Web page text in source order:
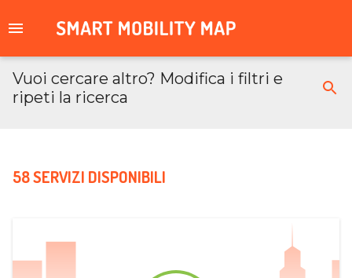
Vuoi cercare altro? Modifica i filtri e
ripeti la ricerca
58 SERVIZI DISPONIBILI